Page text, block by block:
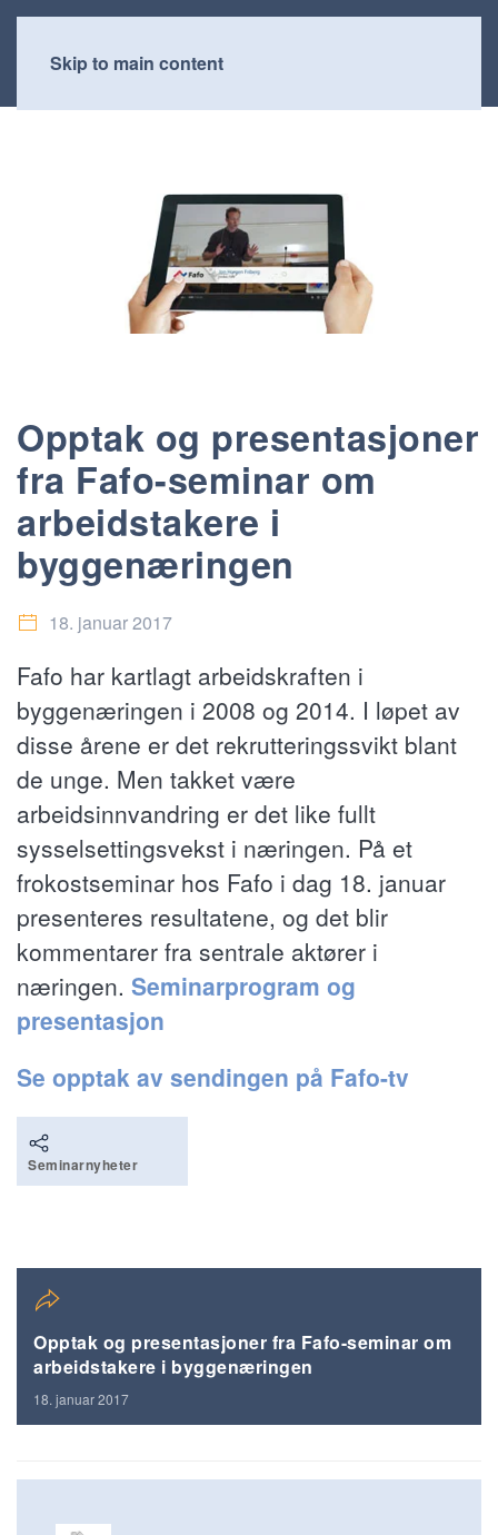
Skip to main content
Opptak og presentasjoner
fra Fafo-seminar om
arbeidstakere i
byggenæringen
18. januar 2017
Fafo har kartlagt arbeidskraften i
byggenæringen i 2008 og 2014. I løpet av
disse årene er det rekrutteringssvikt blant
de unge. Men takket være
arbeidsinnvandring er det like fullt
sysselsettingsvekst i næringen. På et
frokostseminar hos Fafo i dag 18. januar
presenteres resultatene, og det blir
kommentarer fra sentrale aktører i
næringen. Seminarprogram og
presentasjon
Se opptak av sendingen på Fafo-tv
Seminarnyheter
Opptak og presentasjoner fra Fafo-seminar om
arbeidstakere i byggenæringen
18. januar 2017